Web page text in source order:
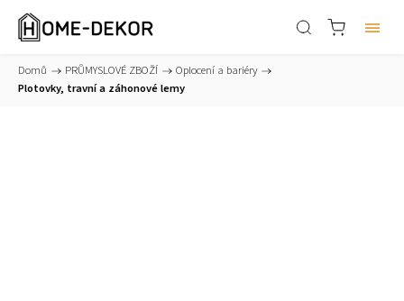
Domů / PRŮMYSLOVÉ ZBOŽÍ / Oplocení a bariéry /
Plotovky, travní a záhonové lemy